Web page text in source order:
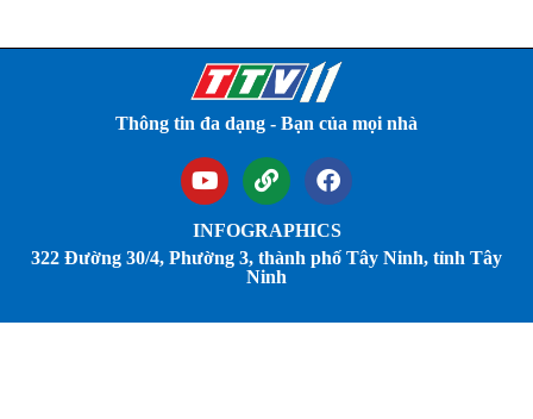
Thông tin đa dạng - Bạn của mọi nhà
INFOGRAPHICS
322 Đường 30/4, Phường 3, thành phố Tây Ninh, tỉnh Tây
Ninh